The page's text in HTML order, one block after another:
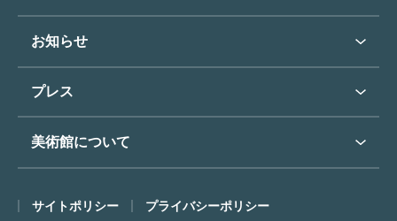
フロアマップ
ミュージアムショップ
カフェ
コレクションハイライト
オンラインで美術鑑賞
博物館実習について
よくあるご質問
東郷⻘児作品著作権申請
お知らせ
お知らせトップ
プレス
プレスリリーストップ
美術館について
ごあいさつ
サイトポリシー プライバシーポリシー